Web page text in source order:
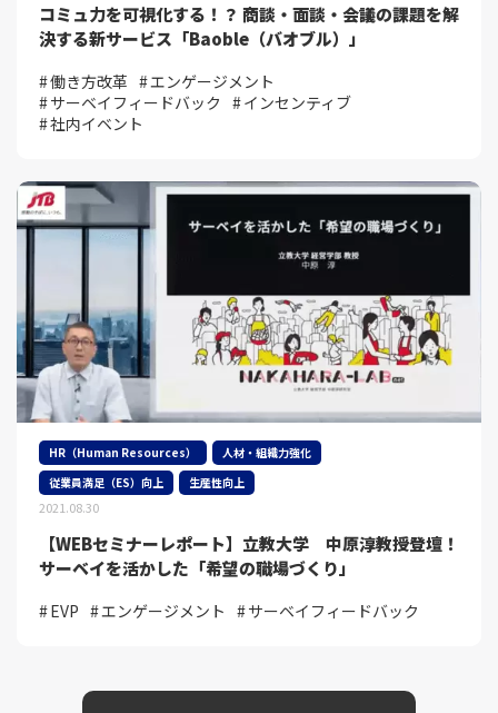
コミュ力を可視化する！？ 商談・面談・会議の課題を解
決する新サービス「Baoble（バオブル）」
働き方改革
エンゲージメント
サーベイフィードバック
インセンティブ
社内イベント
HR（Human Resources）
人材・組織力強化
従業員満足（ES）向上
生産性向上
2021.08.30
【WEBセミナーレポート】立教大学 中原淳教授登壇！
サーベイを活かした「希望の職場づくり」
EVP エンゲージメント サーベイフィードバック